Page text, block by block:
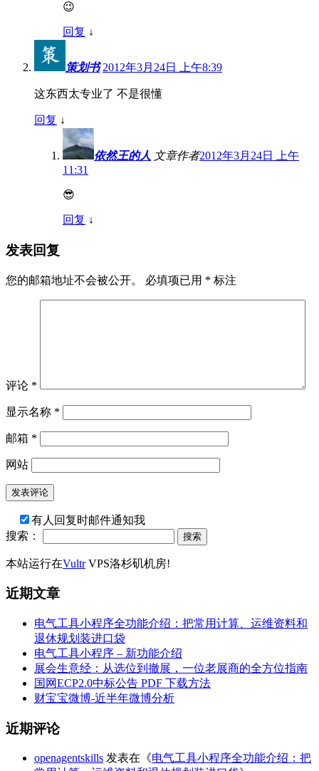
😉
回复 ↓
策划书 2012年3月24日 上午8:39
这东西太专业了 不是很懂
回复 ↓
依然王的人 文章作者2012年3月24日 上午
11:31
😎
回复 ↓
发表回复
您的邮箱地址不会被公开。 必填项已用 * 标注
评论 *
显示名称 *
邮箱 *
网站
有人回复时邮件通知我
搜索：
本站运行在VultrVPS洛杉矶机房!
近期文章
电气工具小程序全功能介绍：把常用计算、运维资料和
退休规划装进口袋
电气工具小程序 – 新功能介绍
展会生意经：从选位到撤展，一位老展商的全方位指南
国网ECP2.0中标公告 PDF 下载方法
财宝宝微博-近半年微博分析
近期评论
openagentskills 发表在《电气工具小程序全功能介绍：把